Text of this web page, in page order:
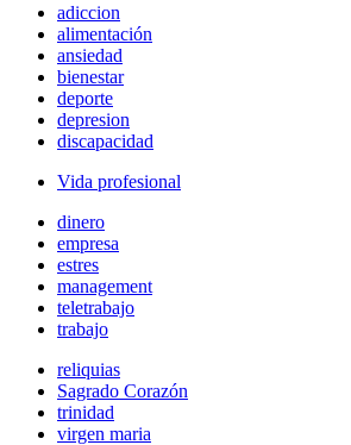
adiccion
alimentación
ansiedad
bienestar
deporte
depresion
discapacidad
Vida profesional
dinero
empresa
estres
management
teletrabajo
trabajo
reliquias
Sagrado Corazón
trinidad
virgen maria